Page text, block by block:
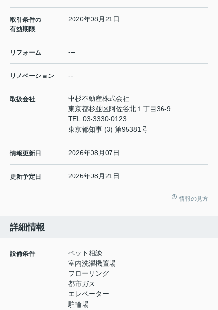
取引条件の
有効期限
2026年08月21日
リフォーム ---
リノベーション --
取扱会社
中杉不動産株式会社
東京都杉並区阿佐谷北１丁目36-9
TEL:03-3330-0123
東京都知事 (3) 第95381号
情報更新日 2026年08月07日
更新予定日 2026年08月21日
情報の見方
詳細情報
設備条件
ペット相談
室内洗濯機置場
フローリング
都市ガス
エレベーター
駐輪場